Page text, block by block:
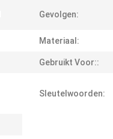
Gevolgen:
Materiaal:
Gebruikt Voor::
Sleutelwoorden: